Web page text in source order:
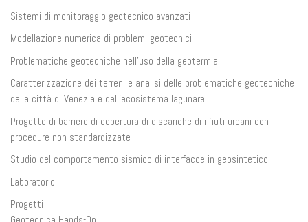
Sistemi di monitoraggio geotecnico avanzati
Modellazione numerica di problemi geotecnici
Problematiche geotecniche nell’uso della geotermia
Caratterizzazione dei terreni e analisi delle problematiche geotecniche
della città di Venezia e dell’ecosistema lagunare
Progetto di barriere di copertura di discariche di rifiuti urbani con
procedure non standardizzate
Studio del comportamento sismico di interfacce in geosintetico
Laboratorio
Progetti